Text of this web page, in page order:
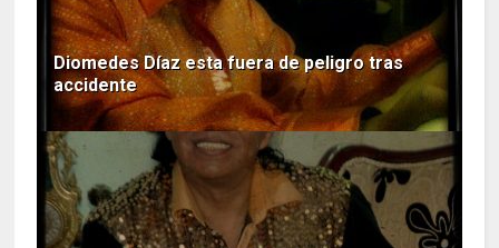
Diomedes Díaz esta fuera de peligro tras
accidente